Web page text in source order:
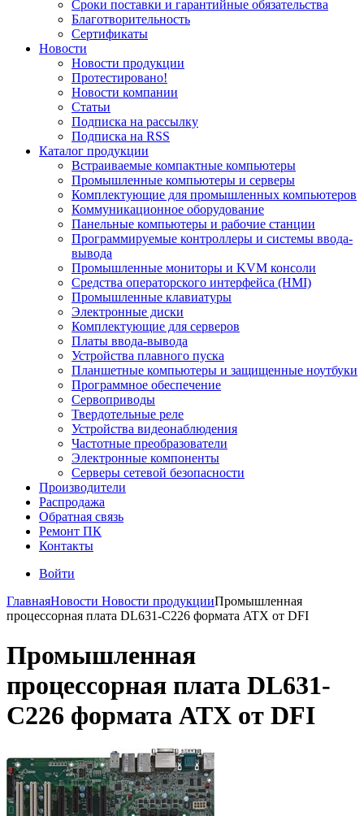
Сроки поставки и гарантийные обязательства
Благотворительность
Сертификаты
Новости
Новости продукции
Протестировано!
Новости компании
Статьи
Подписка на рассылку
Подписка на RSS
Каталог продукции
Встраиваемые компактные компьютеры
Промышленные компьютеры и серверы
Комплектующие для промышленных компьютеров
Коммуникационное оборудование
Панельные компьютеры и рабочие станции
Программируемые контроллеры и системы ввода-
вывода
Промышленные мониторы и KVM консоли
Средства операторского интерфейса (HMI)
Промышленные клавиатуры
Электронные диски
Комплектующие для серверов
Платы ввода-вывода
Устройства плавного пуска
Планшетные компьютеры и защищенные ноутбуки
Программное обеспечение
Сервоприводы
Твердотельные реле
Устройства видеонаблюдения
Частотные преобразователи
Электронные компоненты
Серверы сетевой безопасности
Производители
Распродажа
Обратная связь
Ремонт ПК
Контакты
Войти
ГлавнаяНовости Новости продукцииПромышленная
процессорная плата DL631-C226 формата ATX от DFI
Промышленная
процессорная плата DL631-
C226 формата ATX от DFI